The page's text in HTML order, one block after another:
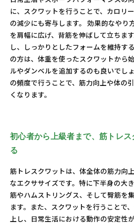
に、スクワットを行うことで、カロリ
の減少にも寄与します。 効果的なやり
を肩幅に広げ、背筋を伸ばして立ちま
し、しっかりとしたフォームを維持す
の方は、体重を使ったスクワットから
ルやダンベルを追加するのも良いでし
の頻度で行うことで、筋力向上や体の
くなります。
初心者から上級者まで、筋トレ
る
筋トレスクワットは、体全体の筋力向
なエクササイズです。特に下半身の大
筋やハムストリングス、そして臀筋を
ます。また、スクワットを行うことで
上し、日常生活における動作の安定性